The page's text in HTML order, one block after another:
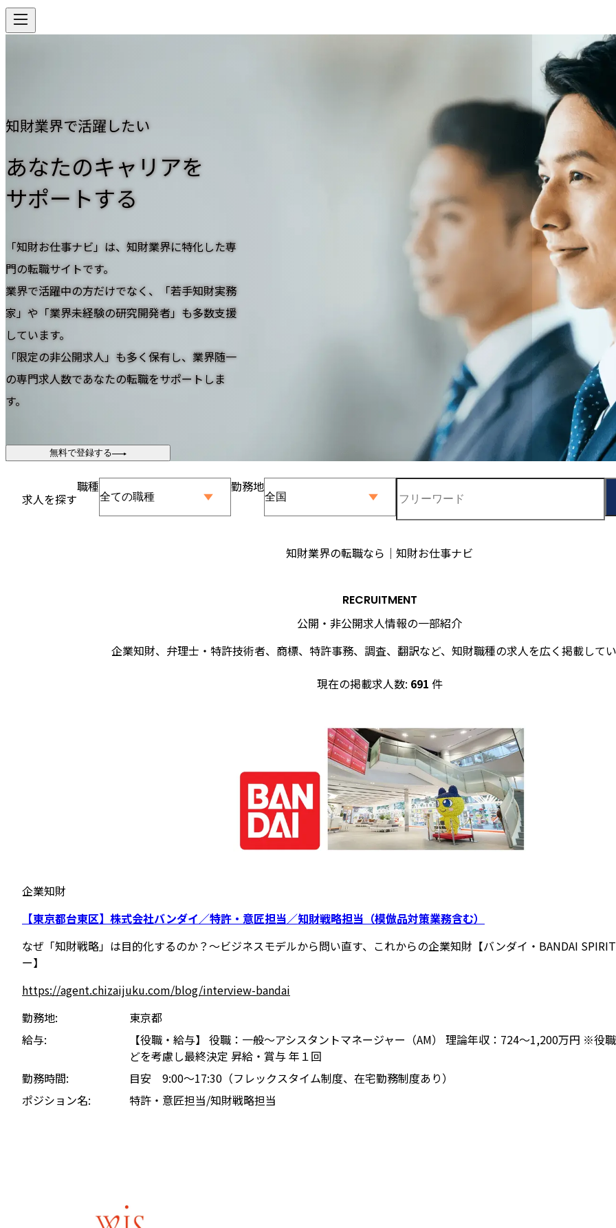
知財業界で活躍したい
あなたのキャリアを
サポートする
「知財お仕事ナビ」は、知財業界に特化した専
門の転職サイトです。
業界で活躍中の方だけでなく、「若手知財実務
家」や「業界未経験の研究開発者」も多数支援
しています。
「限定の非公開求人」も多く保有し、業界随一
の専門求人数であなたの転職をサポートしま
す。
無料で登録する
求人を探す
職種 勤務地
知財業界の転職なら｜知財お仕事ナビ
RECRUITMENT
公開・非公開求人情報の一部紹介
企業知財、弁理士・特許技術者、商標、特許事務、調査、翻訳など、知財職種の求人を広く掲載して
現在の掲載求人数: 691 件
企業知財
【東京都台東区】株式会社バンダイ／特許・意匠担当／知財戦略担当（模倣品対策業務含む）
なぜ「知財戦略」は目的化するのか？〜ビジネスモデルから問い直す、これからの企業知財【バンダイ・BANDAI
ー】
https://agent.chizaijuku.com/blog/interview-bandai
勤務地
東京都
給与
【役職・給与】 役職：一般～アシスタントマネージャー（AM） 理論年収：724～1,200万円 ※役
どを考慮し最終決定 昇給・賞与 年１回
勤務時間
目安 9:00～17:30（フレックスタイム制度、在宅勤務制度あり）
ポジション名
特許・意匠担当/知財戦略担当